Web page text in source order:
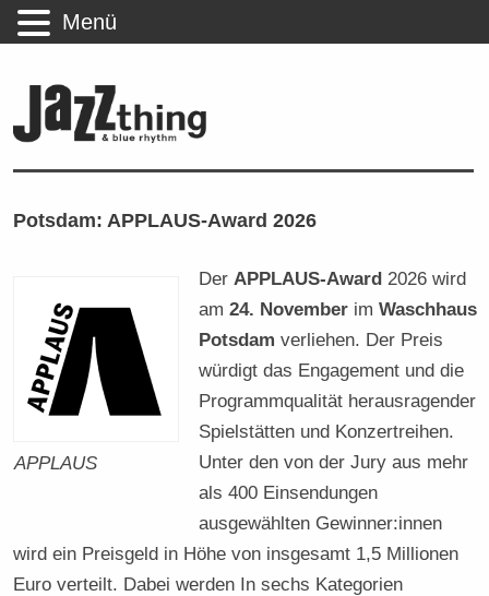
Potsdam: APPLAUS-Award 2026
APPLAUS
Der APPLAUS-Award 2026 wird
am24. November imWaschhaus
Potsdam verliehen. Der Preis
würdigt das Engagement und die
Programmqualität herausragender
Spielstätten und Konzertreihen.
Unter den von der Jury aus mehr
als 400 Einsendungen
ausgewählten Gewinner:innen
wird ein Preisgeld in Höhe von insgesamt 1,5 Millionen
Euro verteilt. Dabei werden In sechs Kategorien
Menü